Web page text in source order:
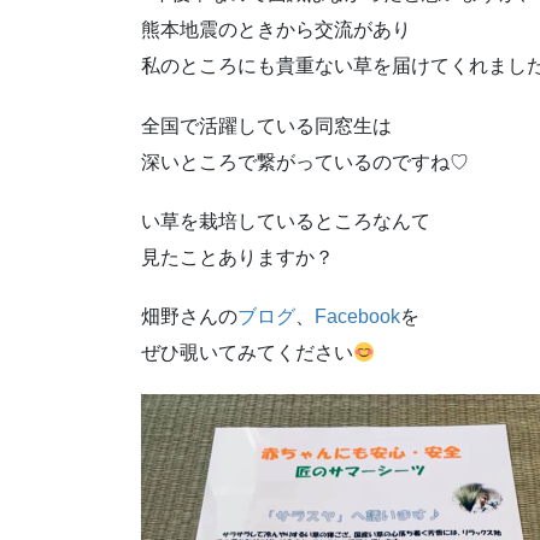
熊本地震のときから交流があり
私のところにも貴重ない草を届けてくれまし
全国で活躍している同窓生は
深いところで繋がっているのですね♡
い草を栽培しているところなんて
見たことありますか？
畑野さんのブログ Facebookを
ぜひ覗いてみてください